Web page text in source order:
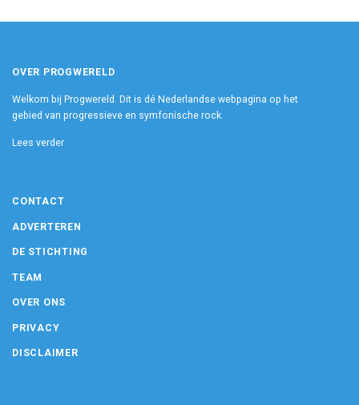
OVER PROGWERELD
Welkom bij Progwereld. Dit is dé Nederlandse webpagina op het
gebied van progressieve en symfonische rock.
Lees verder
CONTACT
ADVERTEREN
DE STICHTING
TEAM
OVER ONS
PRIVACY
DISCLAIMER